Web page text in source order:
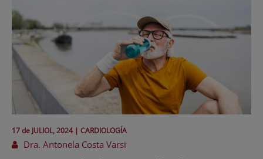
17 de JULIOL, 2024 | CARDIOLOGÍA
Dra. Antonela Costa Varsi